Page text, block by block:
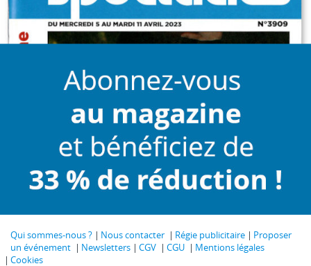
Qui sommes-nous ? Nous contacter Régie publicitaire
Proposer
un événement
Newsletters CGV CGU
Mentions légales
Cookies